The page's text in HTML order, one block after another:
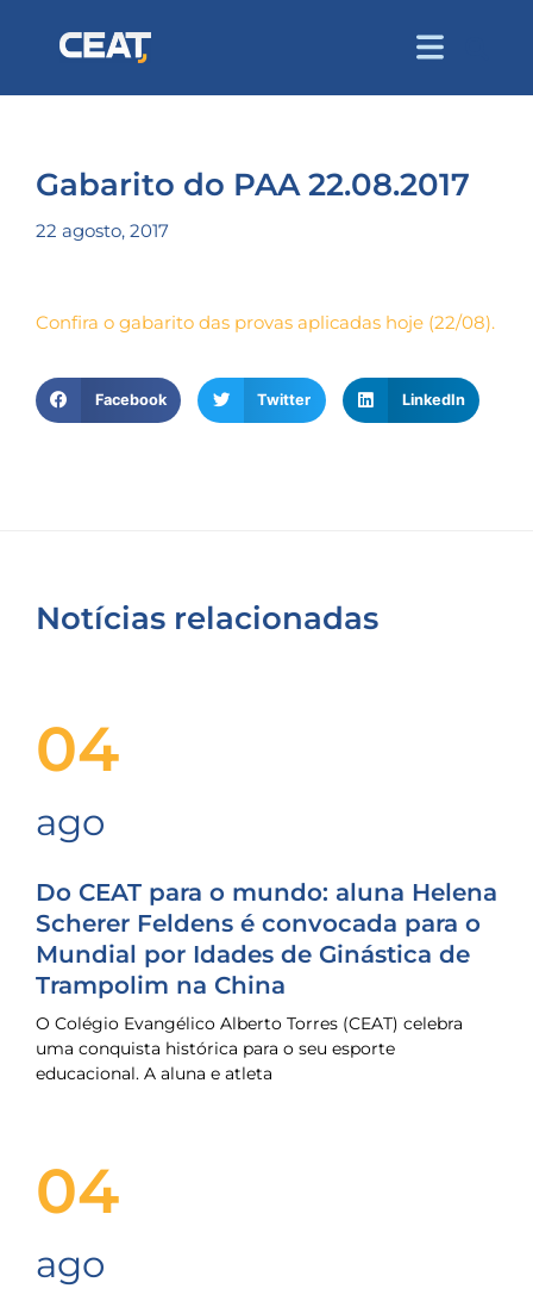
Gabarito do PAA 22.08.2017
22 agosto, 2017
Confira o gabarito das provas aplicadas hoje (22/08).
Facebook Twitter LinkedIn
Notícias relacionadas
04
ago
Do CEAT para o mundo: aluna Helena
Scherer Feldens é convocada para o
Mundial por Idades de Ginástica de
Trampolim na China
O Colégio Evangélico Alberto Torres (CEAT) celebra
uma conquista histórica para o seu esporte
educacional. A aluna e atleta
04
ago